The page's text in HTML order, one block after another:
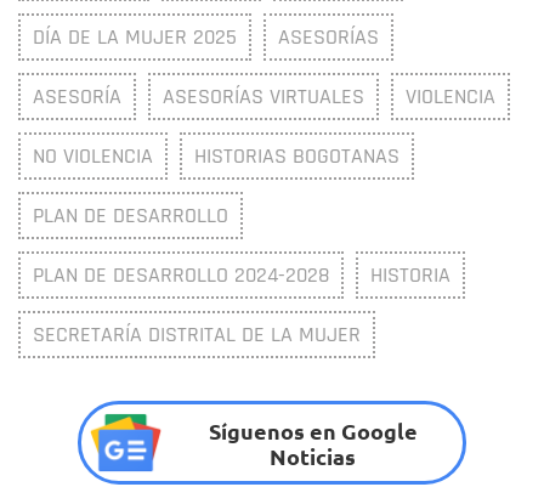
DÍA DE LA MUJER 2025 ASESORÍAS
ASESORÍA ASESORÍAS VIRTUALES VIOLENCIA
NO VIOLENCIA HISTORIAS BOGOTANAS
PLAN DE DESARROLLO
PLAN DE DESARROLLO 2024-2028 HISTORIA
SECRETARÍA DISTRITAL DE LA MUJER
Síguenos en Google
Noticias